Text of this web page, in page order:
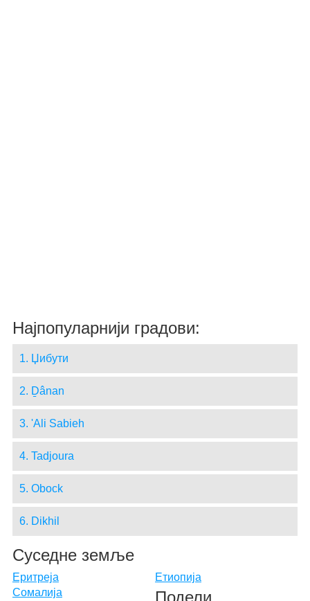
Најпопуларнији градови:
1. Џибути
2. Ḏânan
3. 'Ali Sabieh
4. Tadjoura
5. Obock
6. Dikhil
Суседне земље
Еритреја
Етиопија
Сомалија